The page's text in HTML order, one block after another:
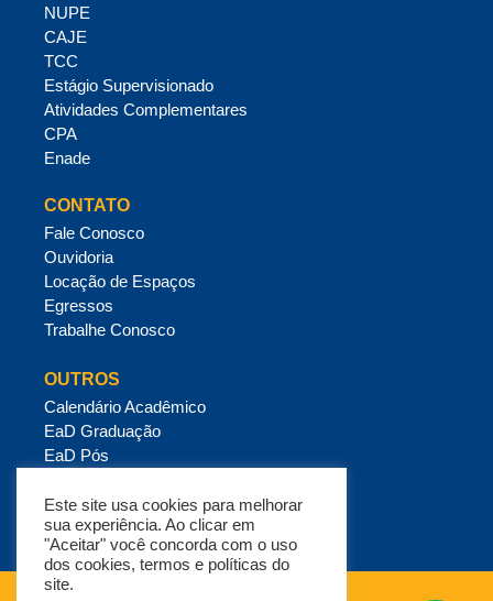
NUPE
CAJE
TCC
Estágio Supervisionado
Atividades Complementares
CPA
Enade
CONTATO
Fale Conosco
Ouvidoria
Locação de Espaços
Egressos
Trabalhe Conosco
OUTROS
Calendário Acadêmico
EaD Graduação
EaD Pós
Política de Privacidade
Este site usa cookies para melhorar
sua experiência. Ao clicar em
"Aceitar" você concorda com o uso
dos cookies, termos e políticas do
site.